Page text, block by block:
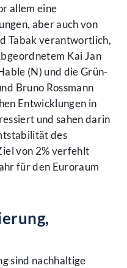
allem eine
aber auch von
Tabak verantwortlich,
Kai Jan
(N) und die Grün-
Bruno Rossmann
Entwicklungen in
und sahen darin
des
von 2% verfehlt
für den Euroraum
sind nachhaltige